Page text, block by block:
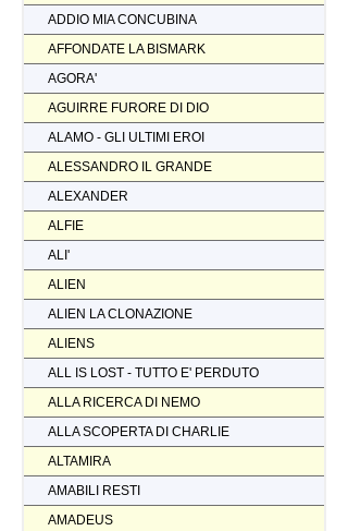
ADDIO MIA CONCUBINA
AFFONDATE LA BISMARK
AGORA'
AGUIRRE FURORE DI DIO
ALAMO - GLI ULTIMI EROI
ALESSANDRO IL GRANDE
ALEXANDER
ALFIE
ALI'
ALIEN
ALIEN LA CLONAZIONE
ALIENS
ALL IS LOST - TUTTO E' PERDUTO
ALLA RICERCA DI NEMO
ALLA SCOPERTA DI CHARLIE
ALTAMIRA
AMABILI RESTI
AMADEUS